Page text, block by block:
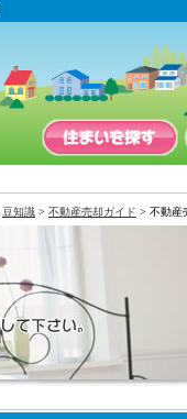
豆知識 > 不動産売却ガイド > 不動産